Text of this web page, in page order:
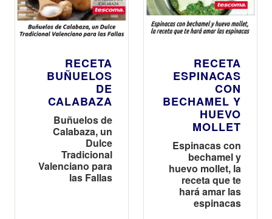
RECETA
BUÑUELOS
DE
CALABAZA
Buñuelos de
Calabaza, un
Dulce
Tradicional
Valenciano para
las Fallas
RECETA
ESPINACAS
CON
BECHAMEL Y
HUEVO
MOLLET
Espinacas con
bechamel y
huevo mollet, la
receta que te
hará amar las
espinacas